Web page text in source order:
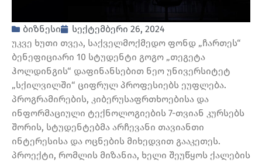
ბიზნესი
სექტემბერი 26, 2024
უკვე ხუთი თვეა, საქველმოქმედო ფონდ „ჩართეს“
ბენეფიციარი 10 სტუდენტი გოგო „თეგეტა
ჰოლდინგის“ დაფინანსებით ნეო უნივერსიტეტ
„სქილვილში“ ციფრულ პროფესიებს ეუფლება.
პროგრამირების, კიბერუსაფრთხოებისა და
ინფორმაციული ტექნოლოგიების 7-თვიან კურსებს
შორის, სტუდენტებმა არჩევანი თავიანთი
ინტერესისა და ოცნების მიხედვით გააკეთეს.
პროექტი, რომლის მიზანია, ხელი შეუწყოს ქალების